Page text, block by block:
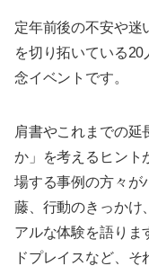
定年前後の不安や迷
を切り拓いている
念イベントです。
肩書やこれまでの延
か」を考えるヒント
場する事例の方々が
藤、行動のきっかけ
アルな体験を語りま
ドプレイスなど、